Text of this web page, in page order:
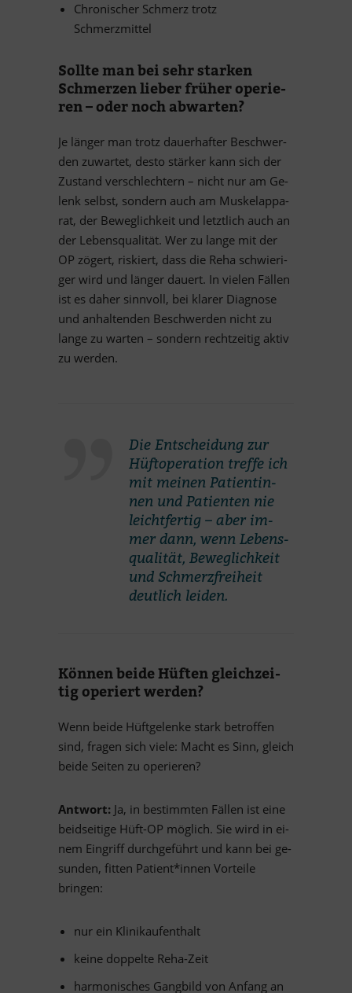
Chro­ni­scher Schmerz trotz
Schmerzmittel
Sollte man bei sehr star­ken
Schmer­zen lie­ber frü­her ope­rie­
ren – oder noch abwarten?
Je län­ger man trotz dau­er­haf­ter Be­schwer­
den zu­war­tet, desto stär­ker kann sich der
Zu­stand ver­schlech­tern – nicht nur am Ge­
lenk selbst, son­dern auch am Mus­kel­ap­pa­
rat, der Be­weg­lich­keit und letzt­lich auch an
der Le­bens­qua­li­tät. Wer zu lange mit der
OP zö­gert, ris­kiert, dass die Reha schwie­ri­
ger wird und län­ger dau­ert. In vie­len Fäl­len
ist es da­her sinn­voll, bei kla­rer Dia­gnose
und an­hal­ten­den Be­schwer­den nicht zu
lange zu war­ten – son­dern recht­zei­tig ak­tiv
zu werden.
Die Ent­schei­dung zur
Hüft­ope­ra­tion treffe ich
mit mei­nen Pa­ti­en­tin­
nen und Pa­ti­en­ten nie
leicht­fer­tig – aber im­
mer dann, wenn Le­bens­
qua­li­tät, Be­weg­lich­keit
und Schmerz­frei­heit
deut­lich leiden.
Kön­nen beide Hüf­ten gleich­zei­
tig ope­riert werden?
Wenn beide Hüft­ge­lenke stark be­trof­fen
sind, fra­gen sich viele: Macht es Sinn, gleich
beide Sei­ten zu operieren?
Ant­wort: Ja, in be­stimm­ten Fäl­len ist eine
beid­sei­tige Hüft-OP mög­lich. Sie wird in ei­
nem Ein­griff durch­ge­führt und kann bei ge­
sun­den, fit­ten Patient*innen Vor­teile
bringen:
nur ein Klinikaufenthalt
keine dop­pelte Reha-Zeit
har­mo­ni­sches Gang­bild von An­fang an